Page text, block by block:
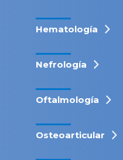
Hematología
Nefrología
Oftalmología
Osteoarticular